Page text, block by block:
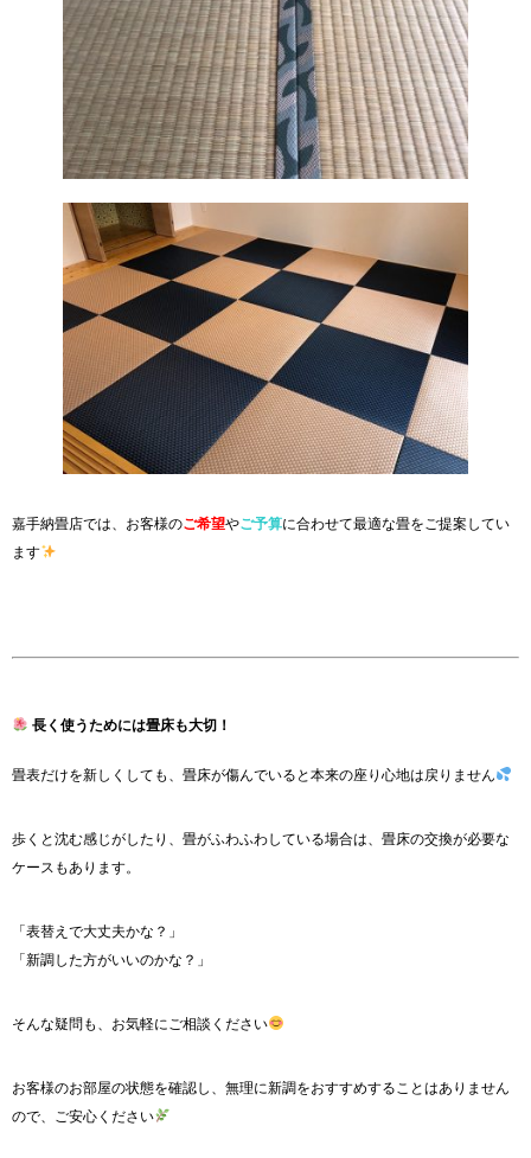
嘉手納畳店では、お客様のご希望やご予算に合わせて最適な畳をご提案してい
ます
長く使うためには畳床も大切！
畳表だけを新しくしても、畳床が傷んでいると本来の座り心地は戻りません
歩くと沈む感じがしたり、畳がふわふわしている場合は、畳床の交換が必要な
ケースもあります。
「表替えで大丈夫かな？」
「新調した方がいいのかな？」
そんな疑問も、お気軽にご相談ください
お客様のお部屋の状態を確認し、無理に新調をおすすめすることはありません
ので、ご安心ください